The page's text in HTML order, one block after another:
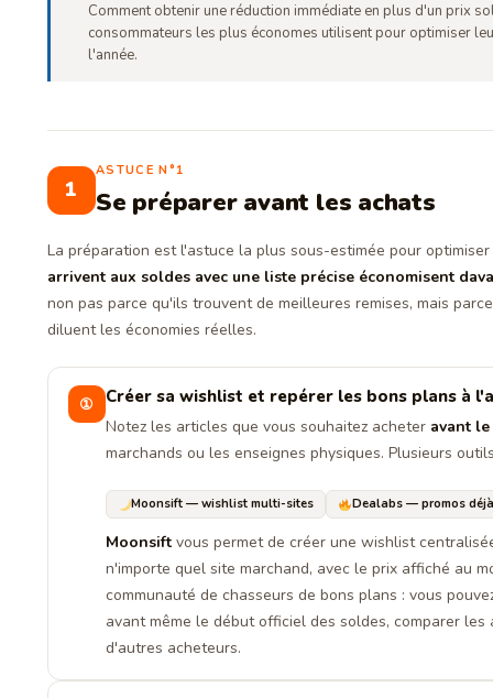
Comment obtenir une réduction immédiate en plus d'un prix
consommateurs les plus économes utilisent pour optimiser
l'année.
1
ASTUCE N°1
Se préparer avant les achats
La préparation est l'astuce la plus sous-estimée pour
arrivent aux soldes avec une liste précise économisent
non pas parce qu'ils trouvent de meilleures remises, mais
diluent les économies réelles.
① Créer sa wishlist et repérer les bons plans à
Notez les articles que vous souhaitez acheter avant
marchands ou les enseignes physiques. Plusieurs
Moonsift — wishlist multi-sites Dealabs — promos
Moonsiftvous permet de créer une wishlist
n'importe quel site marchand, avec le prix affiché au
communauté de chasseurs de bons plans : vous
avant même le début officiel des soldes, comparer
d'autres acheteurs.